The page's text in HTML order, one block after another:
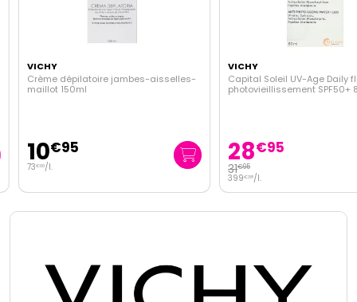
VICHY
Crème dépilatoire jambes-aisselles-
maillot 150ml
10€95
73€00/l.
VICHY
Capital Soleil UV-Age Daily
photovieillissement SPF50+
28€95
31€95
399 €38/l.